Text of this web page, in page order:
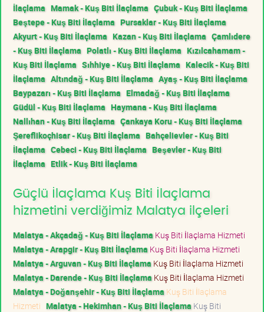
İlaçlama Mamak - Kuş Biti İlaçlama Çubuk - Kuş Biti İlaçlama
Beştepe - Kuş Biti İlaçlama Pursaklar - Kuş Biti İlaçlama
Akyurt - Kuş Biti İlaçlama Kazan - Kuş Biti İlaçlama Çamlıdere
- Kuş Biti İlaçlama Polatlı - Kuş Biti İlaçlama Kızılcahamam -
Kuş Biti İlaçlama Sıhhiye - Kuş Biti İlaçlama Kalecik - Kuş Biti
İlaçlama Altındağ - Kuş Biti İlaçlama Ayaş - Kuş Biti İlaçlama
Baypazarı - Kuş Biti İlaçlama Elmadağ - Kuş Biti İlaçlama
Güdül - Kuş Biti İlaçlama Haymana - Kuş Biti İlaçlama
Nallıhan - Kuş Biti İlaçlama Çankaya Koru - Kuş Biti İlaçlama
Şereflikoçhisar - Kuş Biti İlaçlama Bahçelievler - Kuş Biti
İlaçlama Cebeci - Kuş Biti İlaçlama Beşevler - Kuş Biti
İlaçlama Etlik - Kuş Biti İlaçlama
Güçlü İlaçlama Kuş Biti İlaçlama
hizmetini verdiğimiz Malatya ilçeleri
Malatya - Akçadağ - Kuş Biti İlaçlama Kuş Biti İlaçlama Hizmeti
Malatya - Arapgir - Kuş Biti İlaçlama Kuş Biti İlaçlama Hizmeti
Malatya - Arguvan - Kuş Biti İlaçlama Kuş Biti İlaçlama Hizmeti
Malatya - Darende - Kuş Biti İlaçlama Kuş Biti İlaçlama Hizmeti
Malatya - Doğanşehir - Kuş Biti İlaçlama Kuş Biti İlaçlama
Hizmeti Malatya - Hekimhan - Kuş Biti İlaçlama Kuş Biti